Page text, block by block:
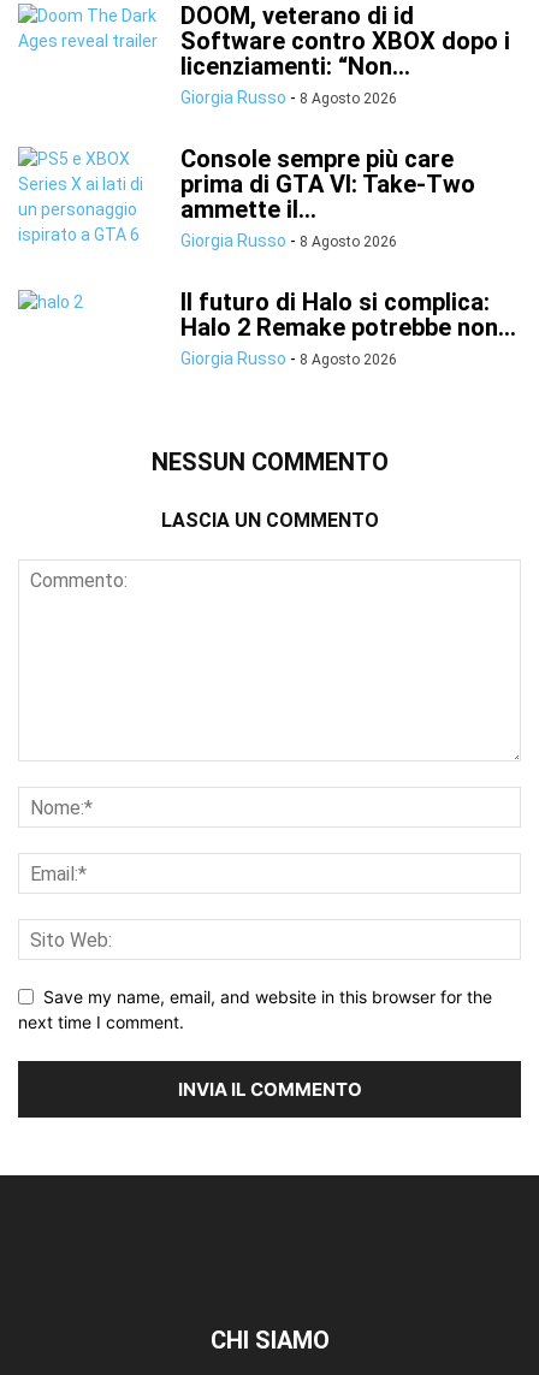
DOOM, veterano di id
Software contro XBOX dopo i
licenziamenti: “Non...
Giorgia Russo - 8 Agosto 2026
Console sempre più care
prima di GTA VI: Take-Two
ammette il...
Giorgia Russo - 8 Agosto 2026
Il futuro di Halo si complica:
Halo 2 Remake potrebbe non...
Giorgia Russo - 8 Agosto 2026
NESSUN COMMENTO
LASCIA UN COMMENTO
Save my name, email, and website in this browser for the
next time I comment.
CHI SIAMO